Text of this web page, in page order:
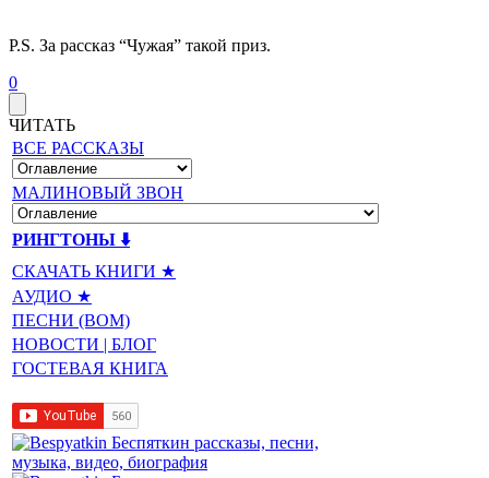
P.S. За рассказ “Чужая” такой приз.
0
ЧИТАТЬ
ВСЕ РАССКАЗЫ
МАЛИНОВЫЙ ЗВОН
РИНГТОНЫ ⬇️
СКАЧАТЬ КНИГИ ★
АУДИО ★
ПЕСНИ (BOM)
НОВОСТИ | БЛОГ
ГОСТЕВАЯ КНИГА